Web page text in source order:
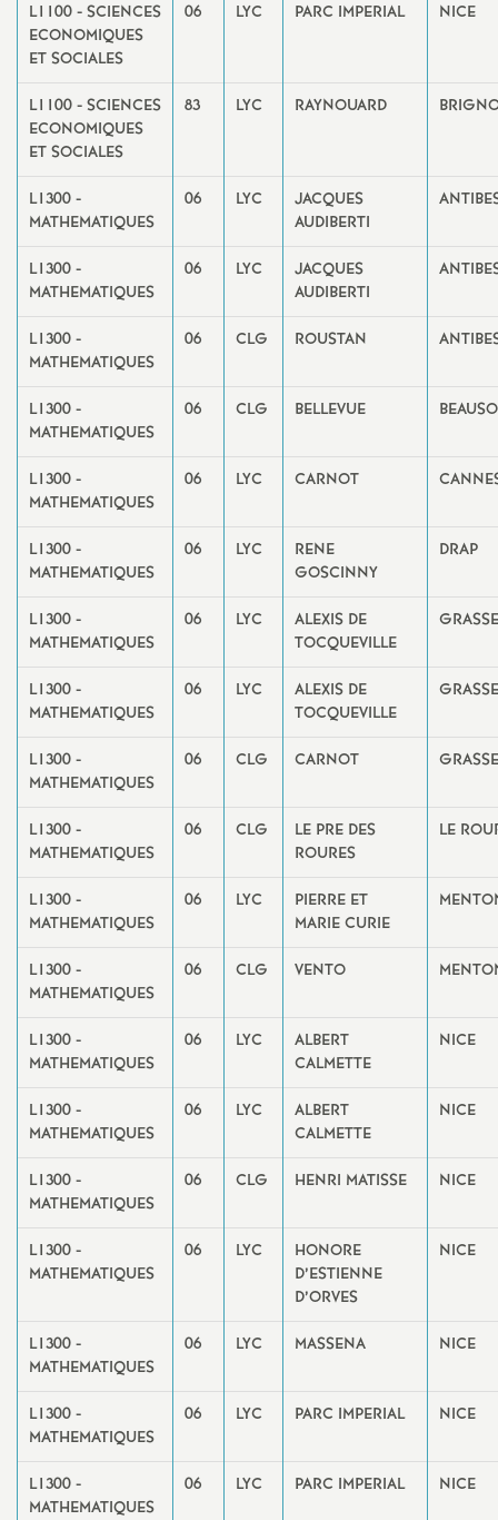
L1100 - SCIENCES
ECONOMIQUES
ET SOCIALES
06 LYC PARC IMPERIAL NICE
L1100 - SCIENCES
ECONOMIQUES
ET SOCIALES
83 LYC RAYNOUARD
L1300 -
MATHEMATIQUES
06 LYC
JACQUES
AUDIBERTI
L1300 -
MATHEMATIQUES
06 LYC
JACQUES
AUDIBERTI
L1300 -
MATHEMATIQUES
06 CLG ROUSTAN
L1300 -
MATHEMATIQUES
06 CLG BELLEVUE
L1300 -
MATHEMATIQUES
06 LYC CARNOT
L1300 -
MATHEMATIQUES
06 LYC
RENE
GOSCINNY
DRAP
L1300 -
MATHEMATIQUES
06 LYC
ALEXIS DE
TOCQUEVILLE
GRASSE
L1300 -
MATHEMATIQUES
06 LYC
ALEXIS DE
TOCQUEVILLE
GRASSE
L1300 -
MATHEMATIQUES
06 CLG CARNOT GRASSE
L1300 -
MATHEMATIQUES
06 CLG
LE PRE DES
ROURES
LE
L1300 -
MATHEMATIQUES
06 LYC
PIERRE ET
MARIE CURIE
L1300 -
MATHEMATIQUES
06 CLG VENTO
L1300 -
MATHEMATIQUES
06 LYC
ALBERT
CALMETTE
NICE
L1300 -
MATHEMATIQUES
06 LYC
ALBERT
CALMETTE
NICE
L1300 -
MATHEMATIQUES
06 CLG HENRI MATISSE NICE
L1300 -
MATHEMATIQUES
06 LYC
HONORE
D’ESTIENNE
D’ORVES
NICE
L1300 -
MATHEMATIQUES
06 LYC MASSENA NICE
L1300 -
MATHEMATIQUES
06 LYC PARC IMPERIAL NICE
L1300 -
MATHEMATIQUES
06 LYC PARC IMPERIAL NICE